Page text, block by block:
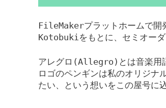
FileMakerプラットホームで開
Kotobukiをもとに、セミオーダ
アレグロ(Allegro)とは音楽用
ロゴのペンギンは私のオリジナ
たい、という想いをこの屋号に